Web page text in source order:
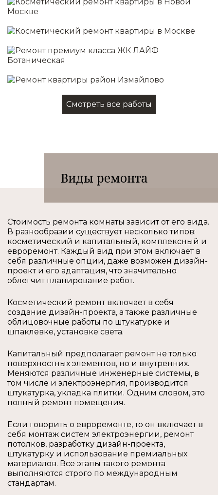
Смотреть все работы
Виды ремонта
Стоимость ремонта комнаты зависит от его вида.
В разнообразии существует несколько типов:
косметический и капитальный, комплексный и
евроремонт. Каждый вид при этом включает в
себя различные опции, даже возможен дизайн-
проект и его адаптация, что значительно
облегчит планирование работ.
Косметический ремонт включает в себя
создание дизайн-проекта, а также различные
облицовочные работы по штукатурке и
шпаклевке, установке света.
Капитальный предполагает ремонт не только
поверхностных элементов, но и внутренних.
Меняются различные инженерные системы, в
том числе и электроэнергия, производится
штукатурка, укладка плитки. Одним словом, это
полный ремонт помещения.
Если говорить о евроремонте, то он включает в
себя монтаж систем электроэнергии, ремонт
потолков, разработку дизайн-проекта,
штукатурку и использование премиальных
материалов. Все этапы такого ремонта
выполняются строго по международным
стандартам.